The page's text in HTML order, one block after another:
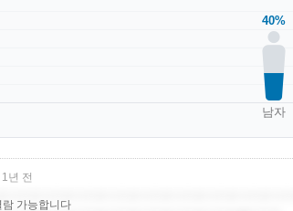
40%
남자